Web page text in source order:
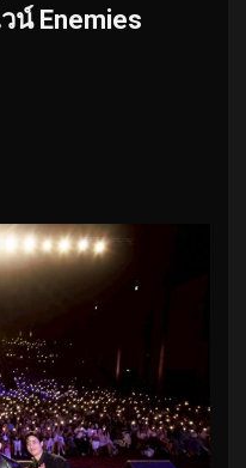
น์ Enemies